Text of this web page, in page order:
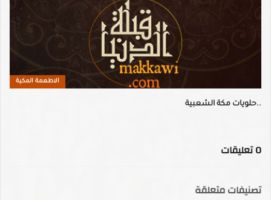
الاطعمة المكية
حلويات مكة الشعبية..
0تعليقات
تصنيفات متعلقة